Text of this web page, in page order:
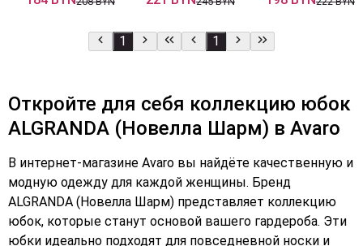
1 1
Откройте для себя коллекцию юбок
ALGRANDA (Новелла Шарм) в Avaro
В интернет-магазине Avaro вы найдёте качественную и
модную одежду для каждой женщины. Бренд
ALGRANDA (Новелла Шарм) представляет коллекцию
юбок, которые станут основой вашего гардероба. Эти
юбки идеально подходят для повседневной носки и